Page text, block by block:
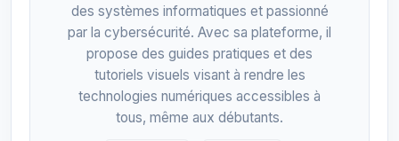
des systèmes informatiques et passionné
par la cybersécurité. Avec sa plateforme, il
propose des guides pratiques et des
tutoriels visuels visant à rendre les
technologies numériques accessibles à
tous, même aux débutants.